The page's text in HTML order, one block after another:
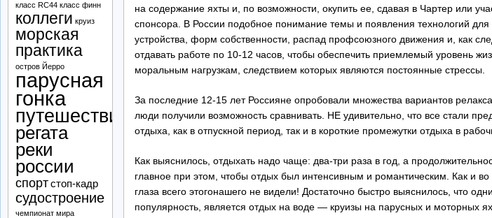
на содержание яхты и, по возможности, окупить ее, сдавая в Чартер или
спонсора. В России подобное понимание темы и появления технологий для
устройства, форм собственности, распад профсоюзного движения и, как
отдавать работе по 10-12 часов, чтобы обеспечить приемлемый уровень
моральным нагрузкам, следствием которых являются постоянные стрессы.
За последние 12-15 лет Россияне опробовали множества вариантов
люди получили возможность сравнивать. НЕ удивительно, что все стали
отдыха, как в отпускной период, так и в короткие промежутки отдыха в
Как выяснилось, отдыхать надо чаще: два-три раза в год, а
главное при этом, чтобы отдых был интенсивным и романтическим. Как и
глаза всего этогонашего не видели! Достаточно быстро выяснилось, что
популярность, является отдых на воде — круизы на парусных и моторных
класс RC44 класс финн
коллеги круиз
морская
практика
остров Йерро
парусная
гонка
путешествие
регата
реки
россии
спортстоп-кадр
судостроение
чемпионат мира